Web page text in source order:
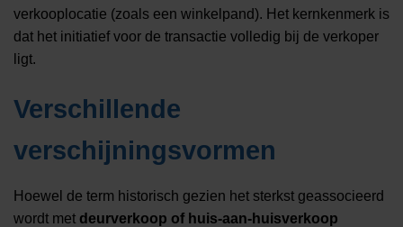
verkooplocatie (zoals een winkelpand). Het kernkenmerk is
dat het initiatief voor de transactie volledig bij de verkoper
ligt.
Verschillende
verschijningsvormen
Hoewel de term historisch gezien het sterkst geassocieerd
wordt met deurverkoop of huis-aan-huisverkoop